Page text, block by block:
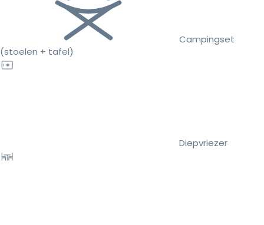
Campingset
(stoelen + tafel)
Diepvriezer